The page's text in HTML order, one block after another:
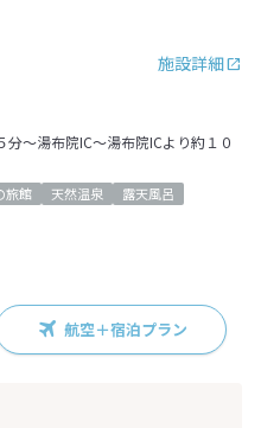
施設詳細
～湯布院IC～湯布院ICより約１０
旅館 天然温泉
露天風呂
航空＋宿泊プラン